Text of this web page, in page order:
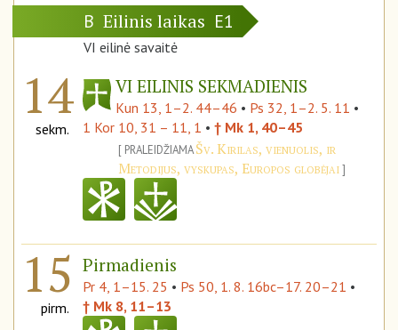
B Eilinis laikas E1
VI eilinė savaitė
14
sekm.
VI EILINIS SEKMADIENIS
Kun 13, 1–2. 44–46 • Ps 32, 1–2. 5. 11 •
1 Kor 10, 31 – 11, 1 • † Mk 1, 40–45
PRALEIDŽIAMAŠv. Kirilas, vienuolis, ir
Metodijus, vyskupas, Europos globėjai
15
pirm.
Pirmadienis
Pr 4, 1–15. 25 • Ps 50, 1. 8. 16bc–17. 20–21 •
† Mk 8, 11–13